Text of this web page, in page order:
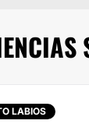
LABIOS